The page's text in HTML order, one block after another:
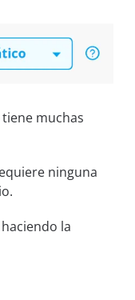
muchas
ninguna
la